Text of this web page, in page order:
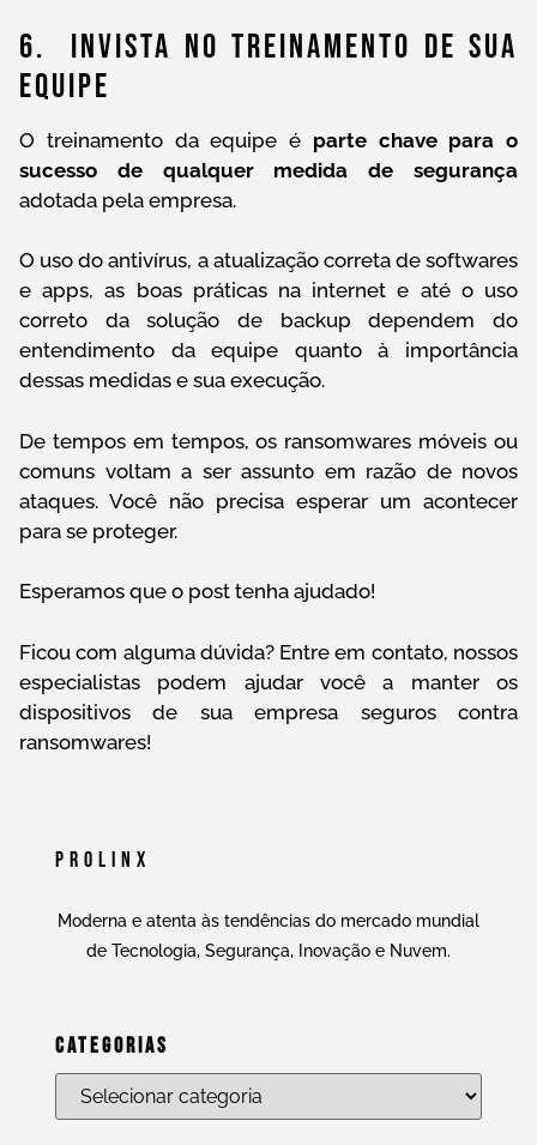
6. Invista No Treinamento De Sua
Equipe
O treinamento da equipe é parte chave para o
sucesso de qualquer medida de segurança
adotada pela empresa.
O uso do antivírus, a atualização correta de softwares
e apps, as boas práticas na internet e até o uso
correto da solução de backup dependem do
entendimento da equipe quanto à importância
dessas medidas e sua execução.
De tempos em tempos, os ransomwares móveis ou
comuns voltam a ser assunto em razão de novos
ataques. Você não precisa esperar um acontecer
para se proteger.
Esperamos que o post tenha ajudado!
Ficou com alguma dúvida? Entre em contato, nossos
especialistas podem ajudar você a manter os
dispositivos de sua empresa seguros contra
ransomwares!
Prolinx
Moderna e atenta às tendências do mercado mundial
de Tecnologia, Segurança, Inovação e Nuvem.
Categorias